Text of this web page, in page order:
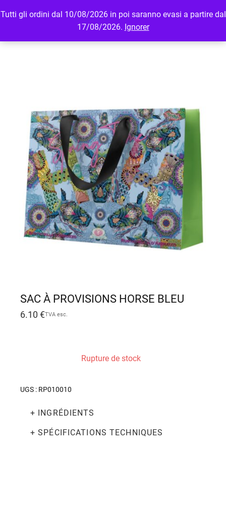
Tutti gli ordini dal 10/08/2026 in poi saranno evasi a partire dal
17/08/2026. Ignorer
MENU LOGIN
SAC À PROVISIONS HORSE BLEU
6.10 €TVA esc.
Rupture de stock
UGS : RP010010
+ INGRÉDIENTS
+ SPÉCIFICATIONS TECHNIQUES